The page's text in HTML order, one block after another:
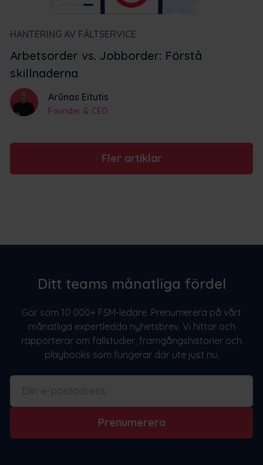
HANTERING AV FÄLTSERVICE
Arbetsorder vs. Jobborder: Förstå
skillnaderna
Arūnas Eitutis
Founder & CEO
Fler artiklar
Ditt teams månatliga fördel
Gör som 10 000+ FSM-ledare. Prenumerera på vårt
månatliga expertledda nyhetsbrev. Vi hittar och
rapporterar om fallstudier, framgångshistorier och
playbooks som fungerar där ute just nu.
Prenumerera